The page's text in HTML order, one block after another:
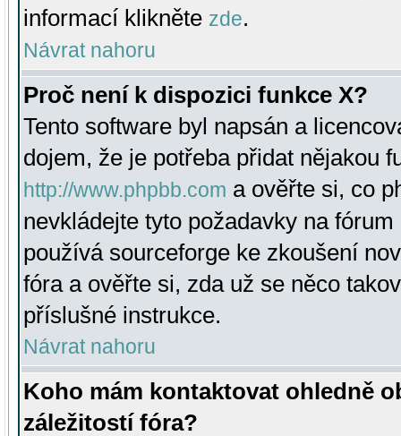
informací klikněte zde.
Návrat nahoru
Proč není k dispozici funkce X?
Tento software byl napsán a
dojem, že je potřeba přidat nějakou
http://www.phpbb.com a ověřte si, co
nevkládejte tyto požadavky na
používá sourceforge ke zkoušení
fóra a ověřte si, zda už se něco
příslušné instrukce.
Návrat nahoru
Koho mám kontaktovat ohledně
záležitostí fóra?